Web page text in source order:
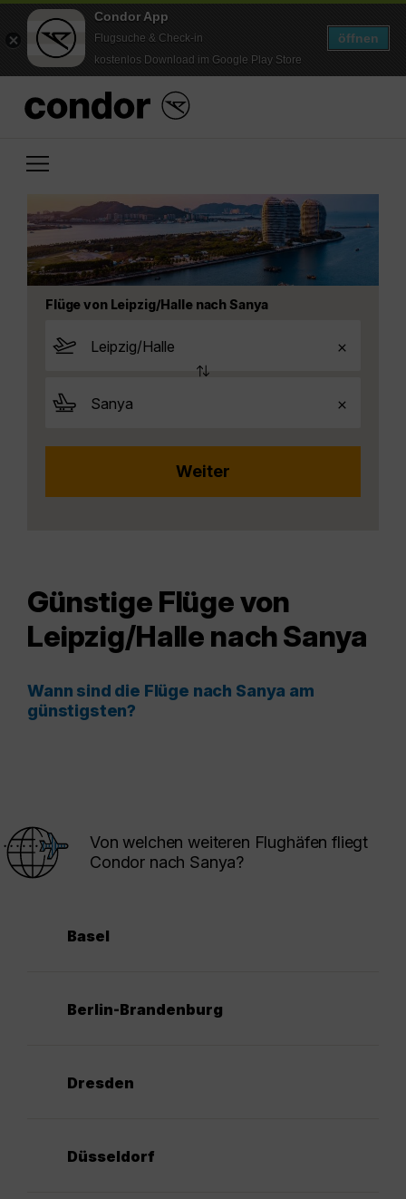
Condor App
Flugsuche & Check-in
kostenlos Download im Google Play Store
öffnen
Flüge von Leipzig/Halle nach Sanya
Günstige Flüge von
Leipzig/Halle nach Sanya
Wann sind die Flüge nach Sanya am
günstigsten?
Von welchen weiteren Flughäfen fliegt
Condor nach Sanya?
Basel
Berlin-Brandenburg
Dresden
Düsseldorf